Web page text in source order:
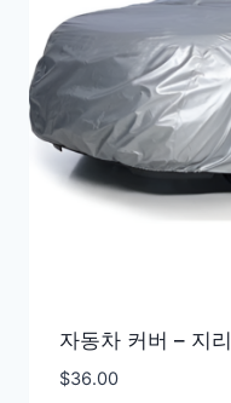
자동차 커버 – 지리
$36.00